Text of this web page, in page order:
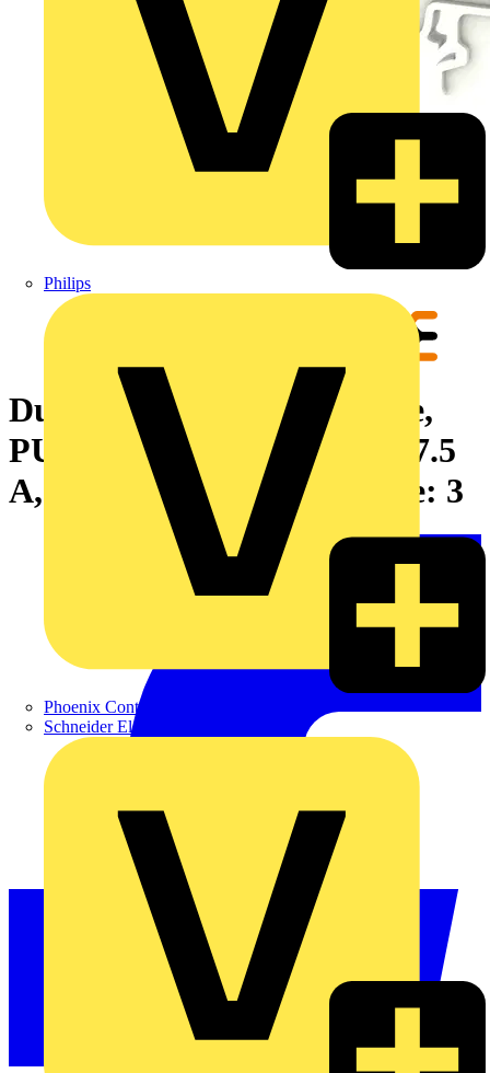
Philips
Phoenix Contact
Schneider Electric
Durchgangs-Reihenklemme,
PUSH IN, weiß, 1.5 mm², 17.5
A, 500 V, Anzahl Anschlüsse: 3